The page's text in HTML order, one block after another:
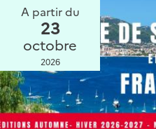
A partir du
23
octobre
2026